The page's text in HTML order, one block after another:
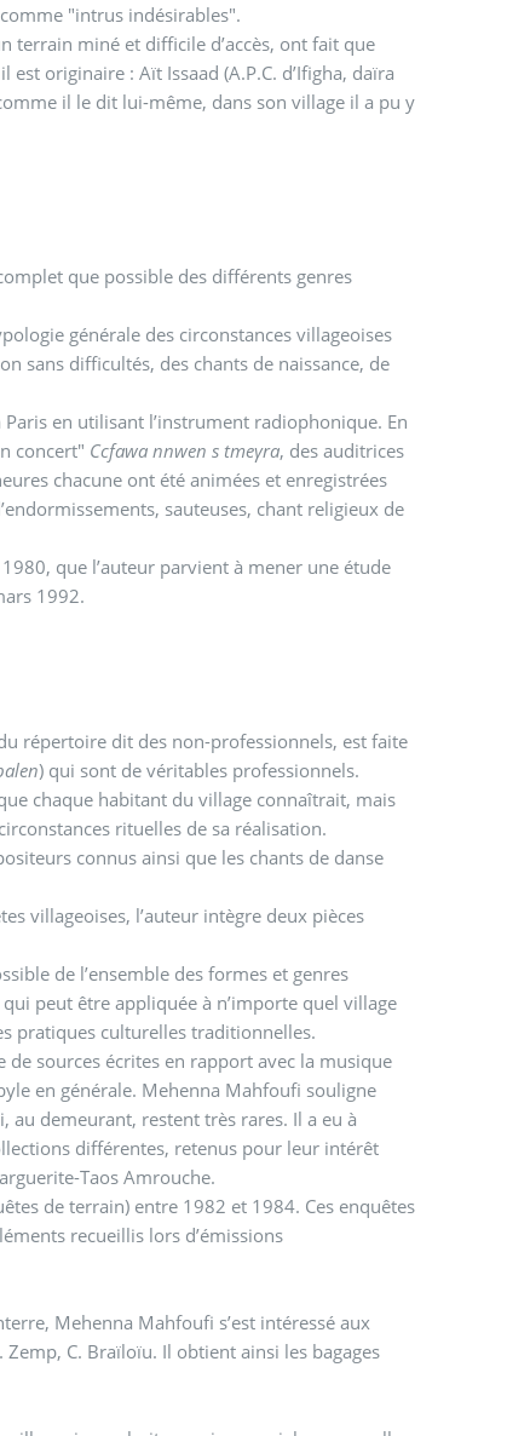
"intrus indésirables".
originaire : Aït Issaad (A.P.C. d’Ifigha, daïra
il le dit lui-même, dans son village il a pu y
que possible des différents genres
générale des circonstances villageoises
sans difficultés, des chants de naissance, de
en utilisant l’instrument radiophonique. En
concert" Ccfawa nnwen s tmeγra, des auditrices
chacune ont été animées et enregistrées
sauteuses, chant religieux de
que l’auteur parvient à mener une étude
1992.
répertoire dit des non-professionnels, est faite
) qui sont de véritables professionnels.
chaque habitant du village connaîtrait, mais
rituelles de sa réalisation.
connus ainsi que les chants de danse
villageoises, l’auteur intègre deux pièces
de l’ensemble des formes et genres
peut être appliquée à n’importe quel village
pratiques culturelles traditionnelles.
de sources écrites en rapport avec la musique
en générale. Mehenna Mahfoufi souligne
au demeurant, restent très rares. Il a eu à
différentes, retenus pour leur intérêt
Taos Amrouche.
1984. Ces enquêtes
recueillis lors d’émissions
Mehenna Mahfoufi s’est intéressé aux
C. Braïloïu. Il obtient ainsi les bagages